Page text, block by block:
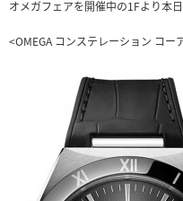
オメガフェアを開催中の1Fより本
<OMEGA コンステレーション コ